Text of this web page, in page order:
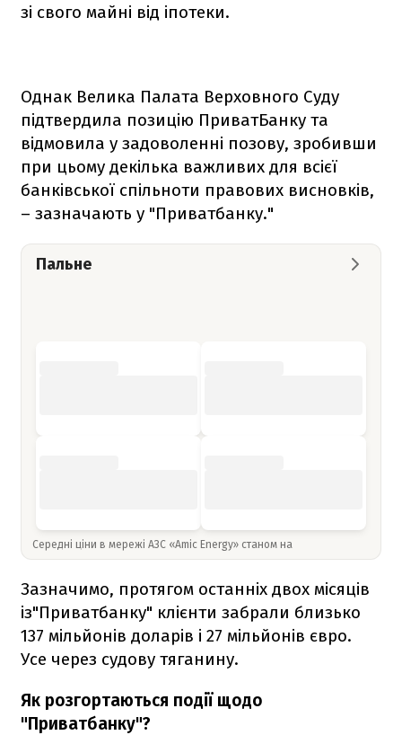
зі свого майні від іпотеки.
Однак Велика Палата Верховного Суду
підтвердила позицію ПриватБанку та
відмовила у задоволенні позову, зробивши
при цьому декілька важливих для всієї
банківської спільноти правових висновків,
– зазначають у "Приватбанку."
Пальне
Середні ціни в мережі АЗС «Amic Energy» станом на
Зазначимо, протягом останніх двох місяців
із"Приватбанку" клієнти забрали близько
137 мільйонів доларів і 27 мільйонів євро.
Усе через судову тяганину.
Як розгортаються події щодо
"Приватбанку"?